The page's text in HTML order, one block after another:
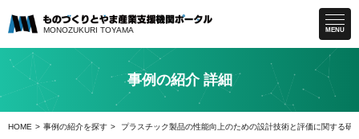
MONOZUKURI TOYAMA MENU
事例の紹介 詳細
HOME 事例の紹介を探す プラスチック製品の性能向上のための設計技術と評価に関する研